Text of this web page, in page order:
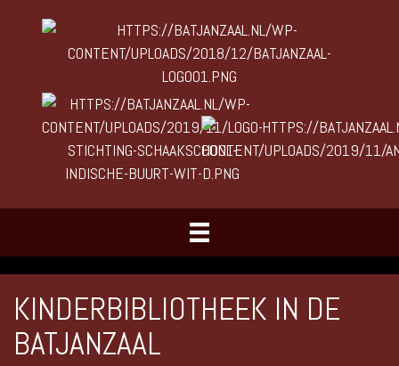
KINDERBIBLIOTHEEK IN DE
BATJANZAAL